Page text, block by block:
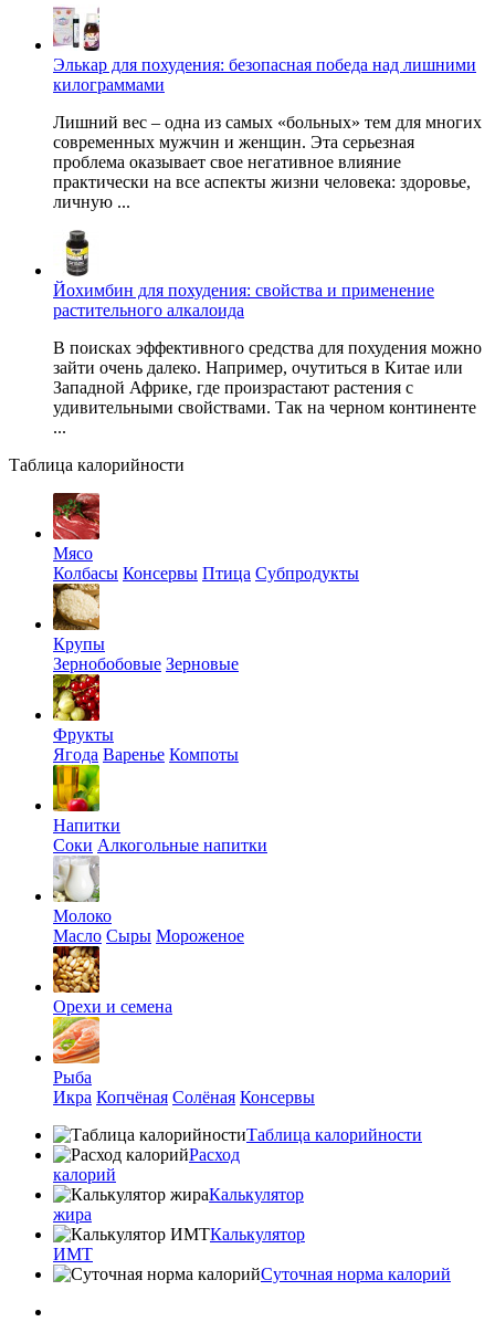
Элькар для похудения: безопасная победа над лишними
килограммами
Лишний вес – одна из самых «больных» тем для многих
современных мужчин и женщин. Эта серьезная
проблема оказывает свое негативное влияние
практически на все аспекты жизни человека: здоровье,
личную ...
Йохимбин для похудения: свойства и применение
растительного алкалоида
В поисках эффективного средства для похудения можно
зайти очень далеко. Например, очутиться в Китае или
Западной Африке, где произрастают растения с
удивительными свойствами. Так на черном континенте
...
Таблица калорийности
Мясо
Колбасы Консервы Птица Субпродукты
Крупы
Зернобобовые Зерновые
Фрукты
Ягода Варенье Компоты
Напитки
Соки Алкогольные напитки
Молоко
Масло Сыры Мороженое
Орехи и семена
Рыба
Икра Копчёная Солёная Консервы
Таблица калорийности
Расход
калорий
Калькулятор
жира
Калькулятор
ИМТ
Суточная норма калорий